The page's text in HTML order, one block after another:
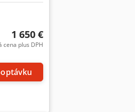
1 650 €
cena plus DPH